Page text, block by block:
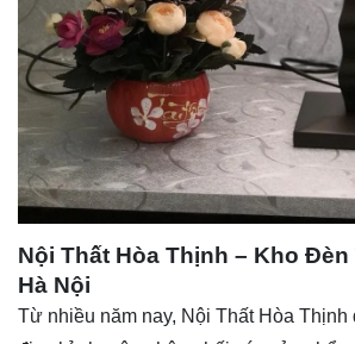
Nội Thất Hòa Thịnh – Kho Đèn
Hà Nội
Từ nhiều năm nay, Nội Thất Hòa Thịnh